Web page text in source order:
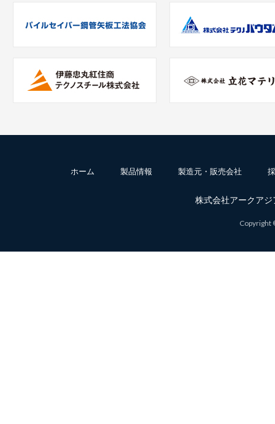
ホーム 製品情報 製造元・販売会社
株式会社アークア
Copyright